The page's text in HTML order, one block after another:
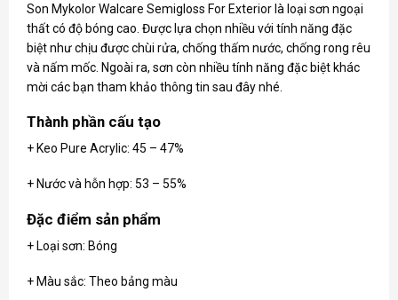
Son Mykolor Walcare Semigloss For Exterior là loại sơn ngoại
thất có độ bóng cao. Được lựa chọn nhiều với tính năng đặc
biệt như chịu được chùi rửa, chống thấm nước, chống rong rêu
và nấm mốc. Ngoài ra, sơn còn nhiều tính năng đặc biệt khác
mời các bạn tham khảo thông tin sau đây nhé.
Thành phần cấu tạo
+ Keo Pure Acrylic: 45 – 47%
+ Nước và hỗn hợp: 53 – 55%
Đặc điểm sản phẩm
+ Loại sơn: Bóng
+ Màu sắc: Theo bảng màu